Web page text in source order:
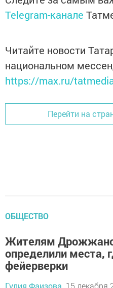
Telegram-канале
Читайте новости
национальном
https://max.ru/
Перейти на
ОБЩЕСТВО
Жителям
определили места,
фейерверки
Гулия Фаизова, 15 декабря